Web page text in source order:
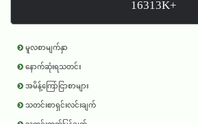
16313K+
မူလစာမျက်နှာ
နောက်ဆုံးရသတင်း
အမိန့်ကြော်ငြာစာများ
သတင်းစာရှင်းလင်းချက်